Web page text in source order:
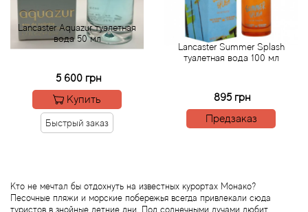
Lancaster Aquazur туалетная
вода 50 мл
5 600 грн
Купить
Быстрый заказ
Lancaster Summer Splash
туалетная вода 100 мл
895 грн
Предзаказ
Кто не мечтал бы отдохнуть на известных курортах Монако?
Песочные пляжи и морские побережья всегда привлекали сюда
туристов в знойные летние дни. Под солнечными лучами любит
Acqua di Parma
Aedes de Venustas
Affinessence